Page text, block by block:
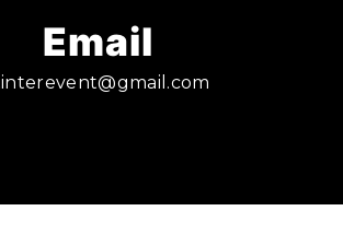
Email
e.interevent@gmail.com